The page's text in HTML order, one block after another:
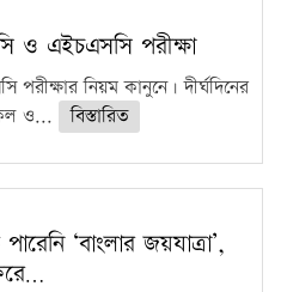
ও এইচএসসি পরীক্ষা
নিয়ম কানুনে। দীর্ঘদিনের
ও...
বিস্তারিত
‘বাংলার জয়যাত্রা’,